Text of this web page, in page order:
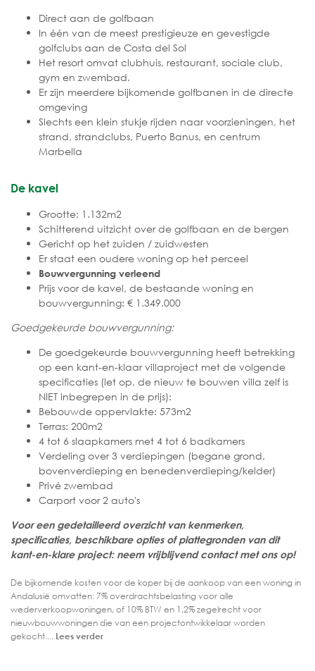
Direct aan de golfbaan
In één van de meest prestigieuze en gevestigde
golfclubs aan de Costa del Sol
Het resort omvat clubhuis, restaurant, sociale club,
gym en zwembad.
Er zijn meerdere bijkomende golfbanen in de directe
omgeving
Slechts een klein stukje rijden naar voorzieningen, het
strand, strandclubs, Puerto Banus, en centrum
Marbella
De kavel
Grootte: 1.132m2
Schitterend uitzicht over de golfbaan en de bergen
Gericht op het zuiden / zuidwesten
Er staat een oudere woning op het perceel
Bouwvergunning verleend
Prijs voor de kavel, de bestaande woning en
bouwvergunning: € 1.349.000
Goedgekeurde bouwvergunning:
De goedgekeurde bouwvergunning heeft betrekking
op een kant-en-klaar villaproject met de volgende
specificaties (let op, de nieuw te bouwen villa zelf is
NIET inbegrepen in de prijs):
Bebouwde oppervlakte: 573m2
Terras: 200m2
4 tot 6 slaapkamers met 4 tot 6 badkamers
Verdeling over 3 verdiepingen (begane grond,
bovenverdieping en benedenverdieping/kelder)
Privé zwembad
Carport voor 2 auto's
Voor een gedetailleerd overzicht van kenmerken,
specificaties, beschikbare opties of plattegronden van dit
kant-en-klare project: neem vrijblijvend contact met ons op!
De bijkomende kosten voor de koper bij de aankoop van een woning in
Andalusië omvatten: 7% overdrachtsbelasting voor alle
wederverkoopwoningen, of 10% BTW en 1,2% zegelrecht voor
nieuwbouwwoningen die van een projectontwikkelaar worden
gekocht.... Lees verder